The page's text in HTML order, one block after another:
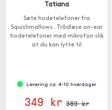
Tatiana
Søte hodetelefoner fra
Squishmallows . Trådløse on-ear
hodetelefoner med mikrofon slik
at du kan lytte til
Levering ca. 4-10 hverdager
349 kr 389 kr